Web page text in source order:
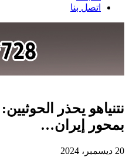
اتصل بنا
نتنياهو يحذر
بمحور إيران…
20 ديسمبر، 2024